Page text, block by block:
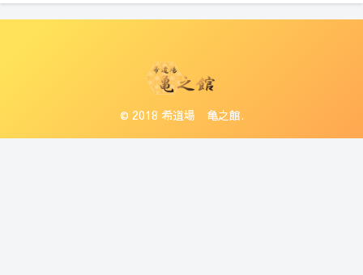
© 2018 希道場 亀之館.